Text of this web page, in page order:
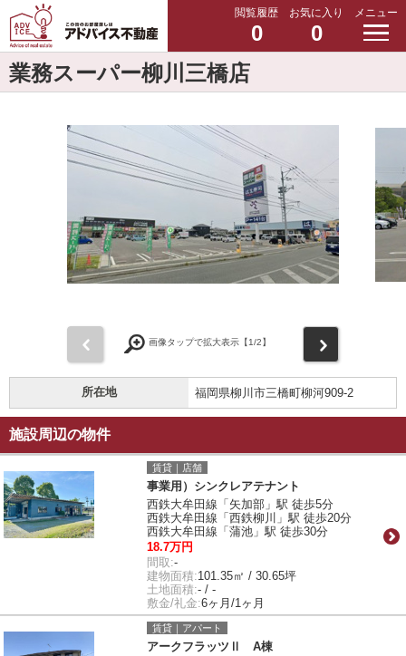
閲覧履歴
0
お気に入り
0
メニュー
業務スーパー柳川三橋店
画像タップで拡大表示【1/2】
所在地 福岡県柳川市三橋町柳河909-2
施設周辺の物件
賃貸｜店舗
事業用）シンクレアテナント
西鉄大牟田線「矢加部」駅 徒歩5分
西鉄大牟田線「西鉄柳川」駅 徒歩20分
西鉄大牟田線「蒲池」駅 徒歩30分
18.7万円
間取:-
建物面積:101.35㎡ / 30.65坪
土地面積:- / -
敷金/礼金:6ヶ月/1ヶ月
賃貸｜アパート
アークフラッツⅡ A棟